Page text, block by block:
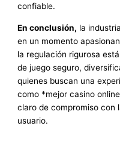
confiable.
En conclusión, la
en un momento
la regulación rigurosa
de juego seguro,
quienes buscan una
como *mejor casino
claro de compromiso con
usuario.